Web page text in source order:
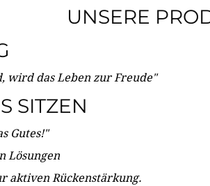
UNSERE
wird das Leben zur Freude"
SITZEN
Gutes!"
Lösungen
aktiven Rückenstärkung.